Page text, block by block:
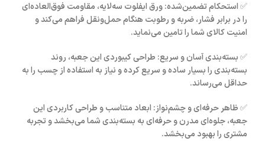
✅استحکام تضمین‌شده:ورق ایفلوت سه‌لایه، مقاومت فوق‌العاده‌ای
را در برابر فشار، ضربه و رطوبت هنگام حمل‌ونقل فراهم می‌کند و
امنیت کالای شما را تامین می‌نماید.
✅بسته‌بندی آسان و سریع: طراحی کیبوردی این جعبه، روند
بسته‌بندی را بسیار ساده و سریع کرده و نیاز به استفاده از چسب را به
حداقل می‌رساند.
✅ظاهر حرفه‌ای و چشم‌نواز: ابعاد متناسب و طراحی کاربردی این
جعبه، جلوه‌ای مدرن و حرفه‌ای به بسته‌بندی شما می‌بخشد و تجربه
مشتری را بهبود می‌بخشد.